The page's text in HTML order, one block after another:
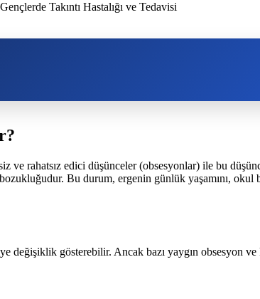
rahatsız edici düşünceler (obsesyonlar) ile bu
Bu durum, ergenin günlük yaşamını, okul
gösterebilir. Ancak bazı yaygın obsesyon